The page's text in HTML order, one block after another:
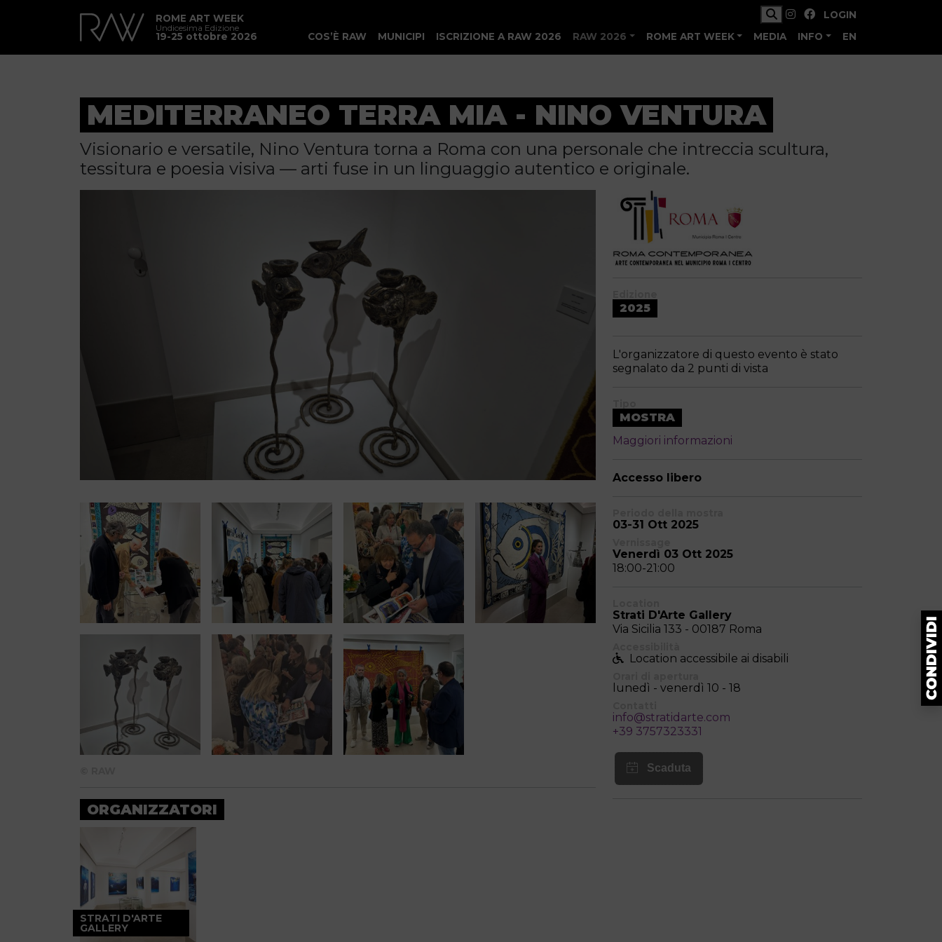
ROME ART WEEK
Undicesima Edizione
19-25 ottobre 2026
LOGIN
COS’È RAW
MUNICIPI ISCRIZIONE A RAW 2026 RAW 2026 ROME ART WEEK MEDIA INFO EN
MEDITERRANEO TERRA MIA - NINO VENTURA
Visionario e versatile, Nino Ventura torna a Roma con una personale che intreccia scultura,
tessitura e poesia visiva — arti fuse in un linguaggio autentico e originale.
ORGANIZZATORI
STRATI D'ARTE
GALLERY
2025
L'organizzatore di questo evento è stato
segnalato da 2 punti di vista
MOSTRA
Maggiori informazioni
Accesso libero
03-31 Ott 2025
Venerdì 03 Ott 2025
18:00-21:00
Strati D'Arte Gallery
Via Sicilia 133 - 00187 Roma
Location accessibile ai disabili
lunedì - venerdì 10 - 18
info@stratidarte.com
+39 3757323331